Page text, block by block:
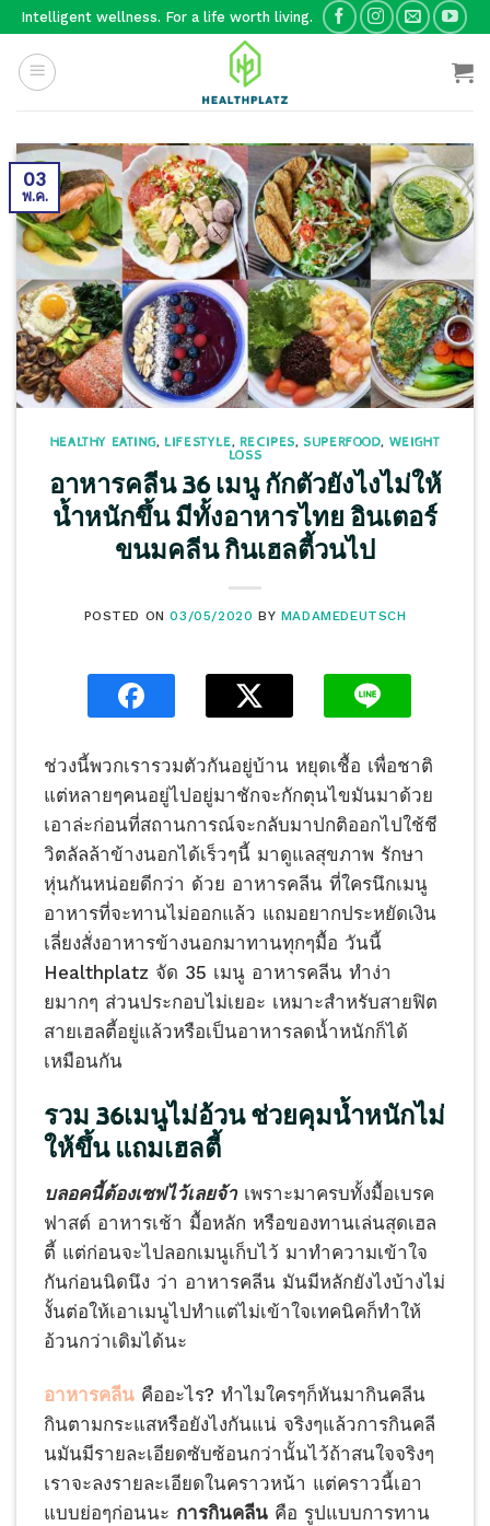
Skip
content
Intelligent wellness. For a life worth living.
03
พ.ค.
HEALTHY EATING, LIFESTYLE, RECIPES, SUPERFOOD, WEIGHT
LOSS
อาหารคลีน 36 เมนู กักตัวยังไงไม่ให้
น้ำหนักขึ้น มีทั้งอาหารไทย อินเตอร์
ขนมคลีน กินเฮลตี้วนไป
POSTED ON03/05/2020 BY MADAMEDEUTSCH
ช่วงนี้พวกเรารวมตัวกันอยู่บ้าน หยุดเชื้อ เพื่อชาติ
แต่หลายๆคนอยู่ไปอยู่มาชักจะกักตุนไขมันมาด้วย
เอาล่ะก่อนที่สถานการณ์จะกลับมาปกติออกไปใช้ชี
วิตลัลล้าข้างนอกได้เร็วๆนี้ มาดูแลสุขภาพ รักษา
หุ่นกันหน่อยดีกว่า ด้วย อาหารคลีน ที่ใครนึกเมนู
อาหารที่จะทานไม่ออกแล้ว แถมอยากประหยัดเงิน
เลี่ยงสั่งอาหารข้างนอกมาทานทุกๆมื้อ วันนี้
Healthplatz จัด 35 เมนู อาหารคลีน ทำง่า
ยมากๆ ส่วนประกอบไม่เยอะ เหมาะสำหรับสายฟิต
สายเฮลตี้อยู่แล้วหรือเป็นอาหารลดน้ำหนักก็ได้
เหมือนกัน
รวม 36เมนูไม่อ้วน ช่วยคุมน้ำหนักไม่
ให้ขึ้น แถมเฮลตี้
บลอคนี้ต้องเซฟไว้เลยจ้าเพราะมาครบทั้งมื้อเบรค
ฟาสต์ อาหารเช้า มื้อหลัก หรือของทานเล่นสุดเฮล
ตี้ แต่ก่อนจะไปลอกเมนูเก็บไว้ มาทำความเข้าใจ
กันก่อนนิดนึง ว่า อาหารคลีน มันมีหลักยังไงบ้างไม่
งั้นต่อให้เอาเมนูไปทำแต่ไม่เข้าใจเทคนิคก็ทำให้
อ้วนกว่าเดิมได้นะ
อาหารคลีน คืออะไร? ทำไมใครๆก็หันมากินคลีน
กินตามกระแสหรือยังไงกันแน่ จริงๆแล้วการกินคลี
นมันมีรายละเอียดซับซ้อนกว่านั้นไว้ถ้าสนใจจริงๆ
เราจะลงรายละเอียดในคราวหน้า แต่คราวนี้เอา
แบบย่อๆก่อนนะ การกินคลีน คือ รูปแบบการทาน